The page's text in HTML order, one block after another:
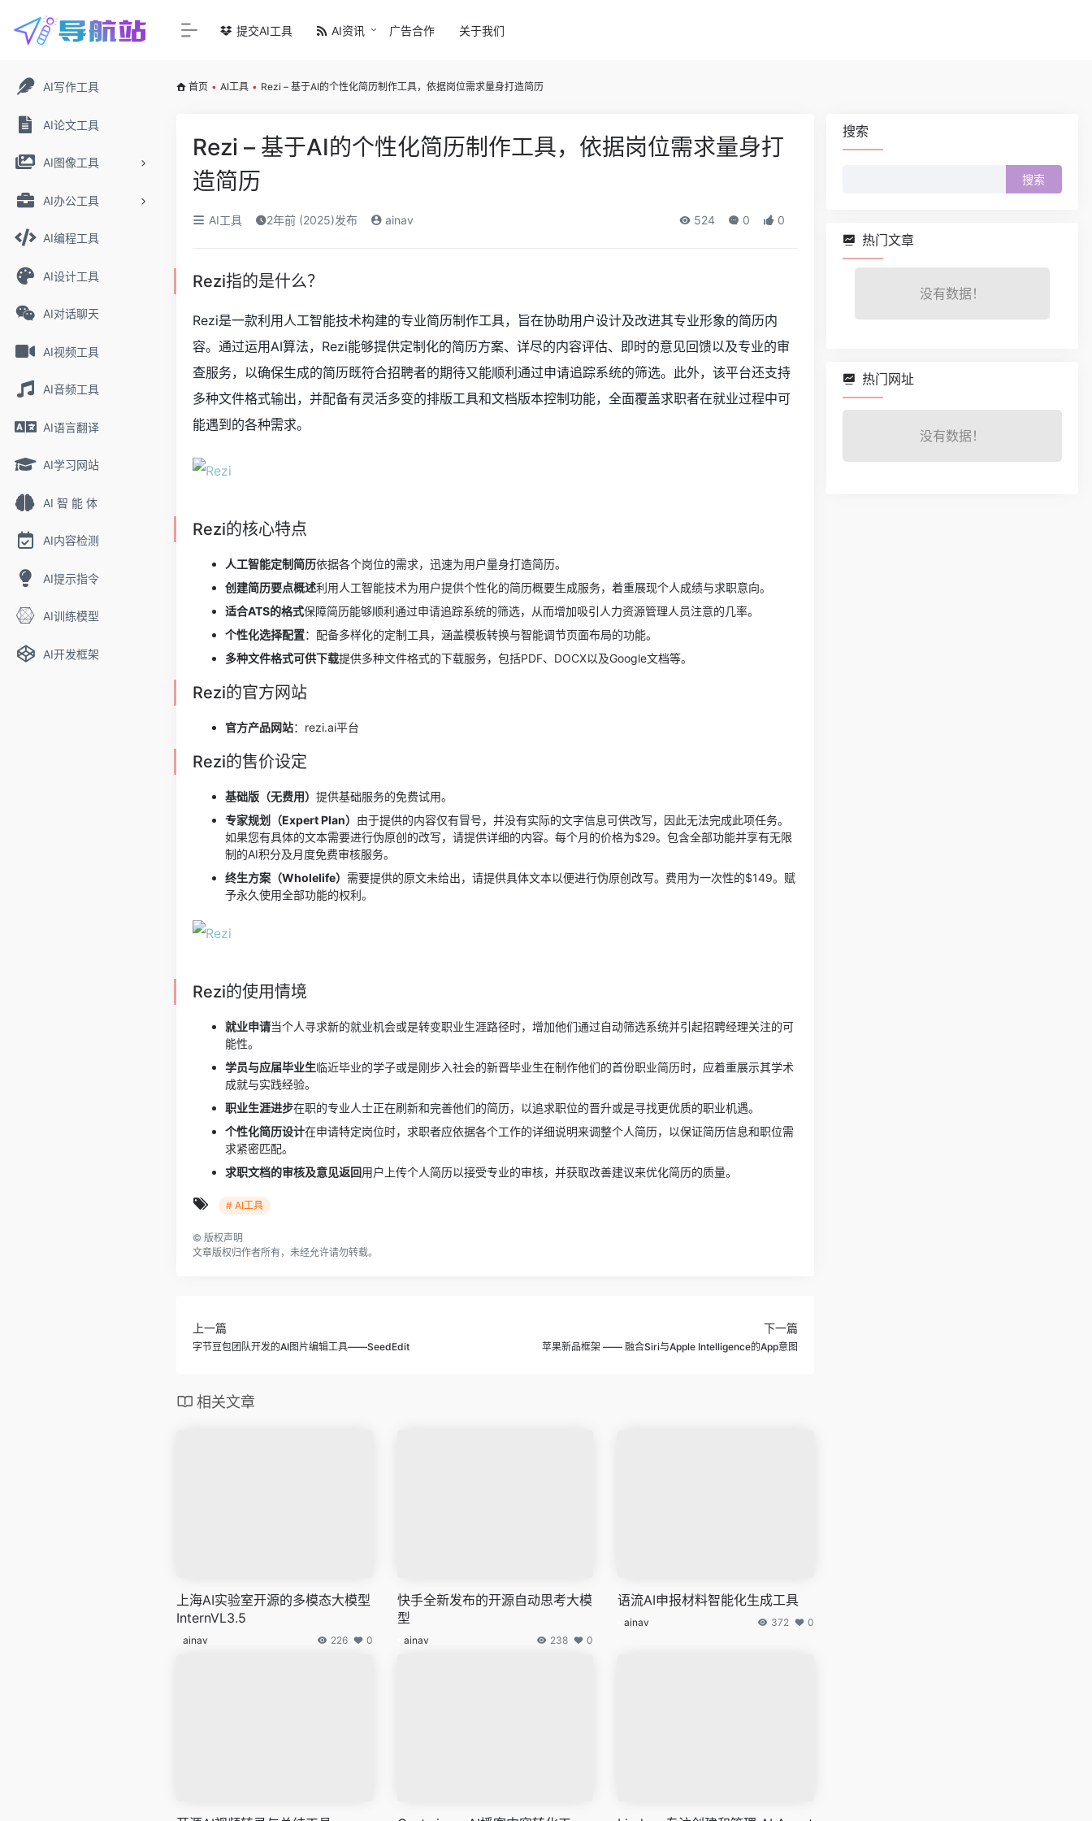
AI写作工具
AI论文工具
AI图像工具
AI办公工具
AI编程工具
AI设计工具
AI对话聊天
AI视频工具
AI音频工具
AI语言翻译
AI学习网站
AI 智 能 体
AI内容检测
AI提示指令
AI训练模型
AI开发框架
提交AI工具 AI资讯 广告合作 关于我们
首页 • AI工具 • Rezi – 基于AI的个性化简历制作工具，依据岗位需求量身打造简历
Rezi – 基于AI的个性化简历制作工具，依据岗位需求量身打
造简历
AI工具 2年前 (2025)发布 ainav 524 0 0
Rezi指的是什么？
Rezi是一款利用人工智能技术构建的专业简历制作工具，旨在协助用户设计及改进其专业形象的简历内
容。通过运用AI算法，Rezi能够提供定制化的简历方案、详尽的内容评估、即时的意见回馈以及专业的审
查服务，以确保生成的简历既符合招聘者的期待又能顺利通过申请追踪系统的筛选。此外，该平台还支持
多种文件格式输出，并配备有灵活多变的排版工具和文档版本控制功能，全面覆盖求职者在就业过程中可
能遇到的各种需求。
Rezi的核心特点
人工智能定制简历依据各个岗位的需求，迅速为用户量身打造简历。
创建简历要点概述利用人工智能技术为用户提供个性化的简历概要生成服务，着重展现个人成绩与求职意向。
适合ATS的格式保障简历能够顺利通过申请追踪系统的筛选，从而增加吸引人力资源管理人员注意的几率。
个性化选择配置：配备多样化的定制工具，涵盖模板转换与智能调节页面布局的功能。
多种文件格式可供下载提供多种文件格式的下载服务，包括PDF、DOCX以及Google文档等。
Rezi的官方网站
官方产品网站：rezi.ai平台
Rezi的售价设定
基础版（无费用） 提供基础服务的免费试用。
专家规划（Expert Plan） 由于提供的内容仅有冒号，并没有实际的文字信息可供改写，因此无法完成此项任务。
如果您有具体的文本需要进行伪原创的改写，请提供详细的内容。 每个月的价格为$29。 包含全部功能并享有无限
制的AI积分及月度免费审核服务。
终生方案（Wholelife） 需要提供的原文未给出，请提供具体文本以便进行伪原创改写。 费用为一次性的$149。 赋
予永久使用全部功能的权利。
Rezi的使用情境
就业申请当个人寻求新的就业机会或是转变职业生涯路径时，增加他们通过自动筛选系统并引起招聘经理关注的可
能性。
学员与应届毕业生临近毕业的学子或是刚步入社会的新晋毕业生在制作他们的首份职业简历时，应着重展示其学术
成就与实践经验。
职业生涯进步在职的专业人士正在刷新和完善他们的简历，以追求职位的晋升或是寻找更优质的职业机遇。
个性化简历设计在申请特定岗位时，求职者应依据各个工作的详细说明来调整个人简历，以保证简历信息和职位需
求紧密匹配。
求职文档的审核及意见返回用户上传个人简历以接受专业的审核，并获取改善建议来优化简历的质量。
# AI工具
© 版权声明
文章版权归作者所有，未经允许请勿转载。
上一篇
字节豆包团队开发的AI图片编辑工具——SeedEdit
下一篇
苹果新品框架 —— 融合Siri与Apple Intelligence的App意图
相关文章
上海AI实验室开源的多模态大模型
InternVL3.5
ainav 226 0
快手全新发布的开源自动思考大模
型
ainav 238 0
语流AI申报材料智能化生成工具
ainav 372 0
搜索
热门文章
没有数据！
热门网址
没有数据！